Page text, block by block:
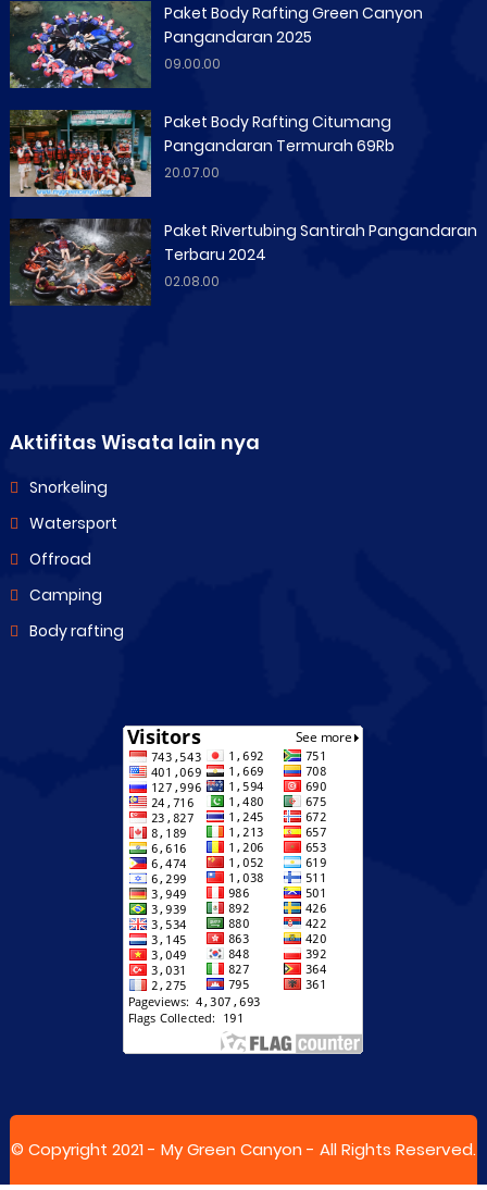
Paket Body Rafting Green Canyon
Pangandaran 2025
09.00.00
Paket Body Rafting Citumang
Pangandaran Termurah 69Rb
20.07.00
Paket Rivertubing Santirah Pangandaran
Terbaru 2024
02.08.00
Aktifitas Wisata lain nya
Snorkeling
Watersport
Offroad
Camping
Body rafting
© Copyright 2021 - My Green Canyon - All Rights Reserved.